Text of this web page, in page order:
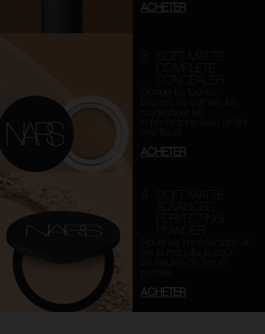
ACHETER
3
SOFT MATTE
COMPLETE
CONCEALER
Corrige les taches
brunes, les cernes, les
rougeurs et les
imperfections avec un fini
mat flouté.
ACHETER
4
SOFT MATTE
ADVANCED
PERFECTING
POWDER
Floute les imperfections et
fixe le maquillage pour
24 heures de tenue
parfaite.
ACHETER